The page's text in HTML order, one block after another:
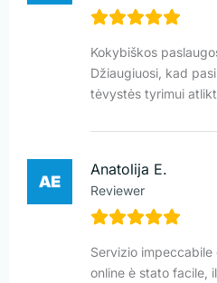
Kokybiškos
Džiaugiuosi, kad
tėvystės tyrimui
Anatolija E.
Reviewer
Servizio
online è stato facile,